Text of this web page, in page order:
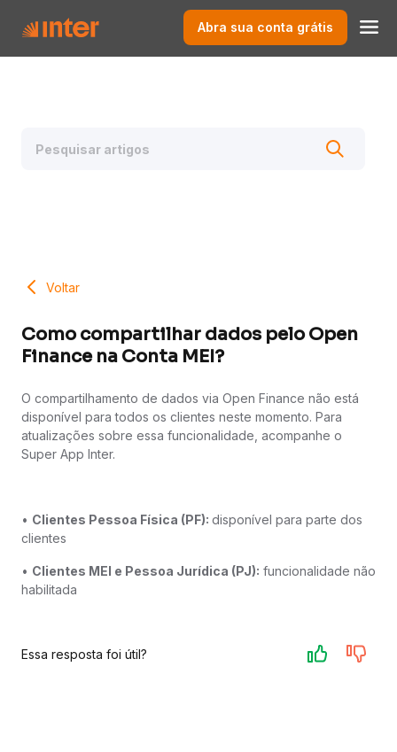
Abra sua conta grátis
Voltar
Como compartilhar dados pelo Open
Finance na Conta MEI?
O compartilhamento de dados via Open Finance não está
disponível para todos os clientes neste momento. Para
atualizações sobre essa funcionalidade, acompanhe o
Super App Inter.
• Clientes Pessoa Física (PF): disponível para parte dos
clientes
• Clientes MEI e Pessoa Jurídica (PJ): funcionalidade não
habilitada
Essa resposta foi útil?